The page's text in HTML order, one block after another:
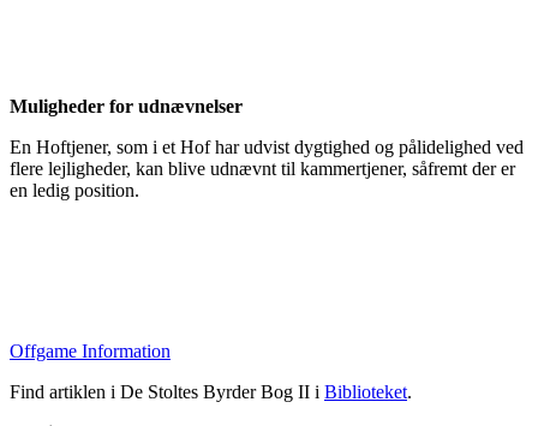
Muligheder for udnævnelser
En Hoftjener, som i et Hof har udvist dygtighed og pålidelighed ved
flere lejligheder, kan blive udnævnt til kammertjener, såfremt der er
en ledig position.
Offgame Information
Find artiklen i De Stoltes Byrder Bog II i Biblioteket.